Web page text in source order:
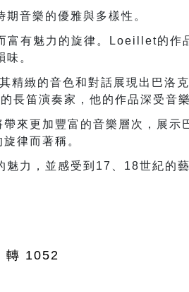
音樂的優雅與多樣性。
有魅力的旋律。 Loeillet的作
。
精緻的音色和對話展現出巴洛
長笛演奏家，他的作品深受音
帶來更加豐富的音樂層次，展示
律而著稱。
力，並感受到 17 18世紀的
轉 1052